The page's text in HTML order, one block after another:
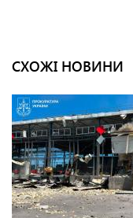
СХОЖІ НОВИНИ